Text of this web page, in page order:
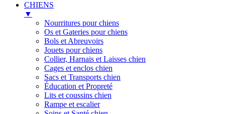
CHIENS
▼
Nourritures pour chiens
Os et Gateries pour chiens
Bols et Abreuvoirs
Jouets pour chiens
Collier, Harnais et Laisses chien
Cages et enclos chien
Sacs et Transports chien
Éducation et Propreté
Lits et coussins chien
Rampe et escalier